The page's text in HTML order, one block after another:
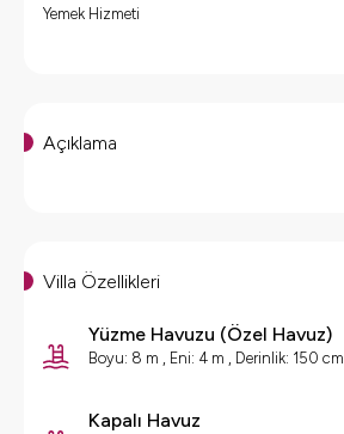
Yemek Hizmeti
Açıklama
Villa Özellikleri
Yüzme Havuzu (Özel Havuz)
Boyu: 8 m , Eni: 4 m , Derinlik: 150 cm
Kapalı Havuz